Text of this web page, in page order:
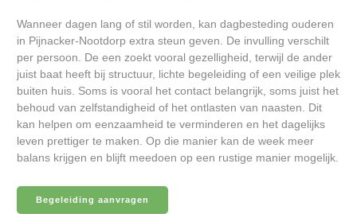
Wanneer dagen lang of stil worden, kan dagbesteding ouderen
in Pijnacker-Nootdorp extra steun geven. De invulling verschilt
per persoon. De een zoekt vooral gezelligheid, terwijl de ander
juist baat heeft bij structuur, lichte begeleiding of een veilige plek
buiten huis. Soms is vooral het contact belangrijk, soms juist het
behoud van zelfstandigheid of het ontlasten van naasten. Dit
kan helpen om eenzaamheid te verminderen en het dagelijks
leven prettiger te maken. Op die manier kan de week meer
balans krijgen en blijft meedoen op een rustige manier mogelijk.
Begeleiding aanvragen